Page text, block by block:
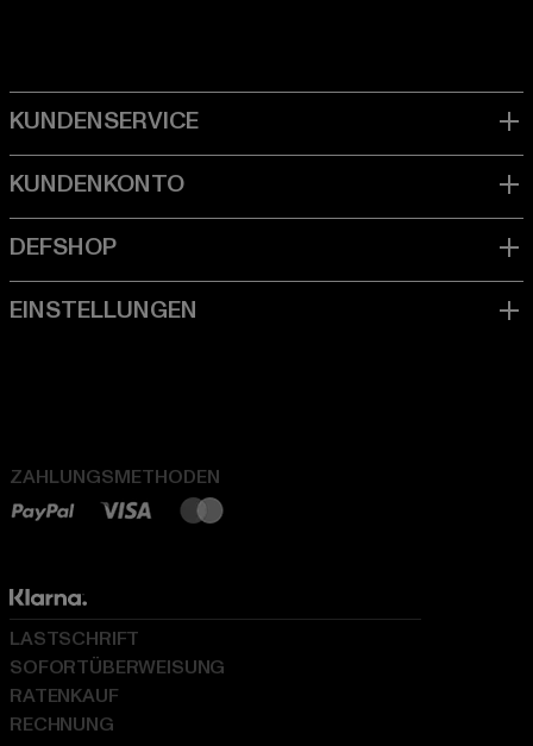
ZAHLUNGSMETHODEN
LASTSCHRIFT
SOFORTÜBERWEISUNG
RATENKAUF
RECHNUNG